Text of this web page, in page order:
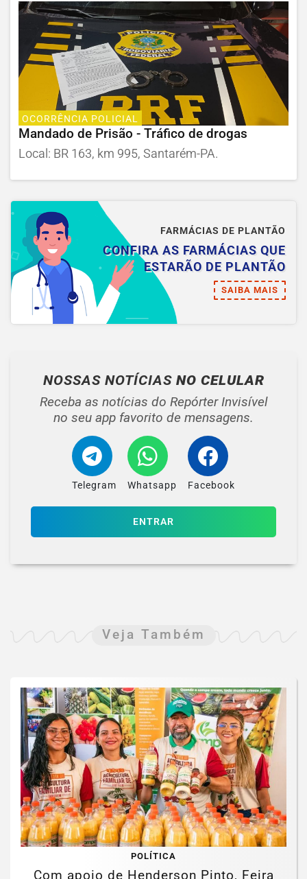
OCORRÊNCIA POLICIAL
Mandado de Prisão - Tráfico de drogas
Local: BR 163, km 995, Santarém-PA.
FARMÁCIAS DE PLANTÃO
CONFIRA AS FARMÁCIAS QUE
ESTARÃO DE PLANTÃO
SAIBA MAIS
NOSSAS NOTÍCIAS NO CELULAR
Receba as notícias do Repórter Invisível
no seu app favorito de mensagens.
Telegram Whatsapp Facebook
ENTRAR
Veja Também
POLÍTICA
Com apoio de Henderson Pinto, Feira